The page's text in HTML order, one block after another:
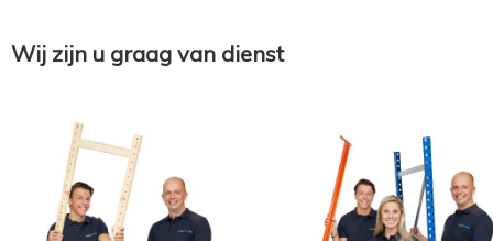
Wij zijn u graag van dienst